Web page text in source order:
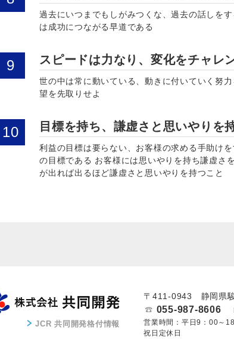
過去にいつまでもしがみつくな、過去の話しを
は成功につながる早道である
スピードは力なり、変化をチャレ
世の中は常に動いている、動きに付いていく努
望を先取りせよ
目標を持ち、謙虚さと思いやりを
利益の目標は要らない、お客様の求める手助け
の目標である お客様には思いやりを持ち謙虚さ
が出れば出るほど謙虚さと思いやりを持つこと
JCR 共同開発格付情報
〒411-0943 静岡県
055-987-8606
営業時間：平日9：00
祝日定休日